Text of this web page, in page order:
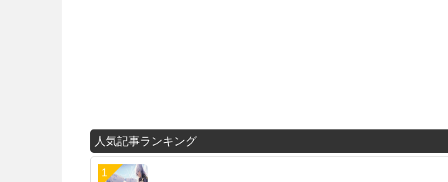
人気記事ランキング